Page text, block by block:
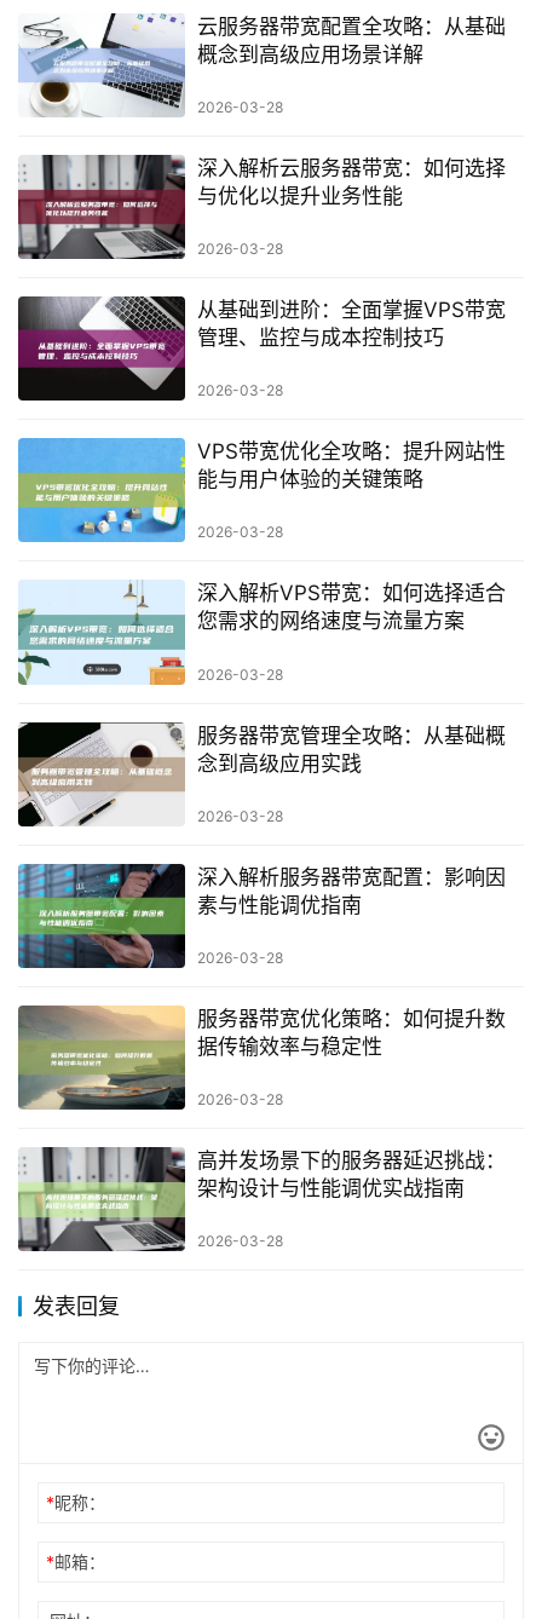
云服务器带宽配置全攻略：从基础
概念到高级应用场景详解
2026-03-28
深入解析云服务器带宽：如何选择
与优化以提升业务性能
2026-03-28
从基础到进阶：全面掌握VPS带宽
管理、监控与成本控制技巧
2026-03-28
VPS带宽优化全攻略：提升网站性
能与用户体验的关键策略
2026-03-28
深入解析VPS带宽：如何选择适合
您需求的网络速度与流量方案
2026-03-28
服务器带宽管理全攻略：从基础概
念到高级应用实践
2026-03-28
深入解析服务器带宽配置：影响因
素与性能调优指南
2026-03-28
服务器带宽优化策略：如何提升数
据传输效率与稳定性
2026-03-28
高并发场景下的服务器延迟挑战：
架构设计与性能调优实战指南
2026-03-28
发表回复
*昵称：
*邮箱：